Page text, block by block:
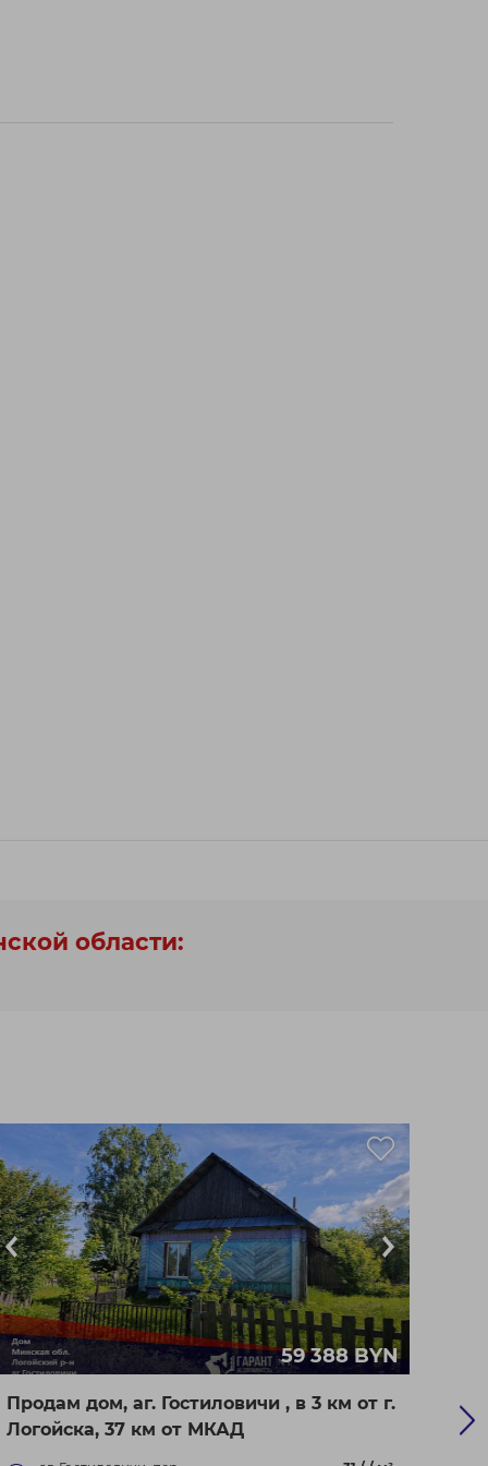
области:
59 388 BYN
Продам дом, аг. Гостиловичи , в 3 км от г.
Логойска, 37 км от МКАД
г.